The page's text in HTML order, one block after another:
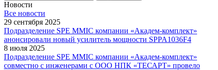
Новости
Все новости
29 сентября 2025
Подразделение SPE MMIC компании «Академ-комплект»
анонсировали новый усилитель мощности SPPA1036F4
8 июля 2025
Подразделение SPE MMIC компании «Академ-комплект»
совместно с инженерами с ООО НПК «ТЕСАРТ» провело